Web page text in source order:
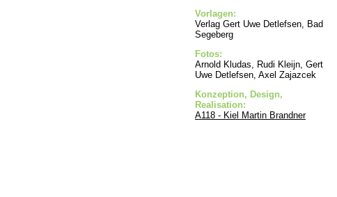
Vorlagen:
Verlag Gert Uwe Detlefsen, Bad
Segeberg
Fotos:
Arnold Kludas, Rudi Kleijn, Gert
Uwe Detlefsen, Axel Zajazcek
Konzeption, Design,
Realisation:
A118 - Kiel Martin Brandner